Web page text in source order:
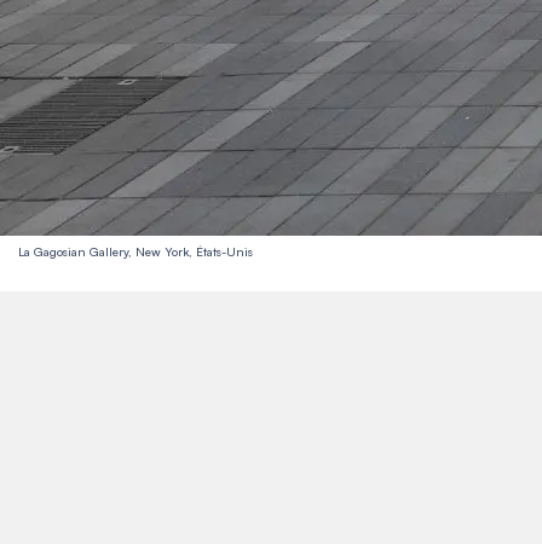
La Gagosian Gallery, New York, États-Unis